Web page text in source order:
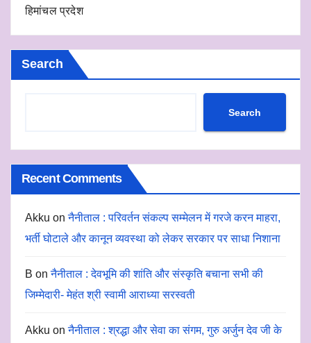
हिमांचल प्रदेश
Search
Search
Recent Comments
Akku onनैनीताल : परिवर्तन संकल्प सम्मेलन में गरजे करन माहरा,
भर्ती घोटाले और कानून व्यवस्था को लेकर सरकार पर साधा निशाना
B onनैनीताल : देवभूमि की शांति और संस्कृति बचाना सभी की
जिम्मेदारी- मेहंत श्री स्वामी आराध्या सरस्वती
Akku onनैनीताल : श्रद्धा और सेवा का संगम, गुरु अर्जुन देव जी के